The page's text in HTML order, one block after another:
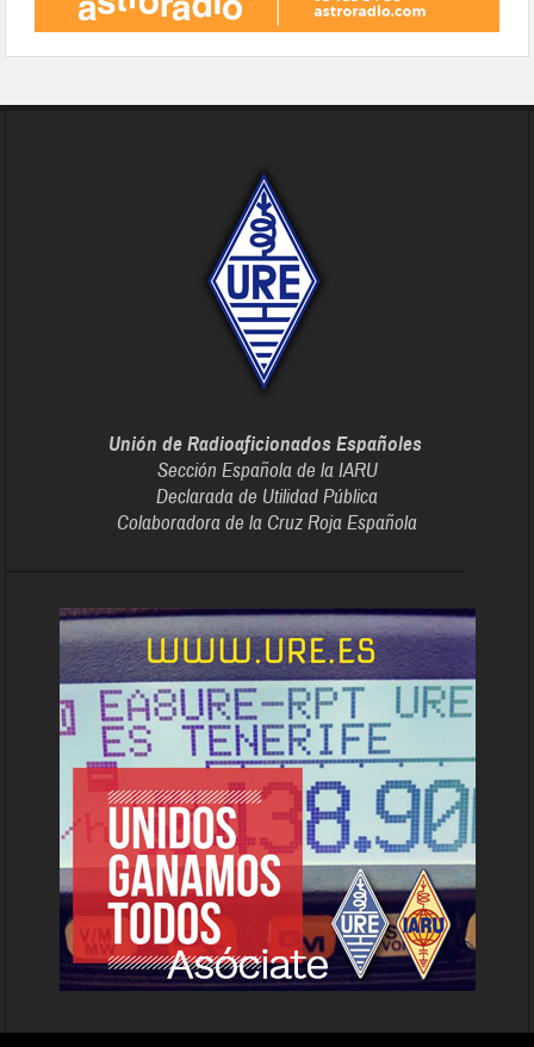
Unión de Radioaficionados Españoles
Sección Española de la IARU
Declarada de Utilidad Pública
Colaboradora de la Cruz Roja Española